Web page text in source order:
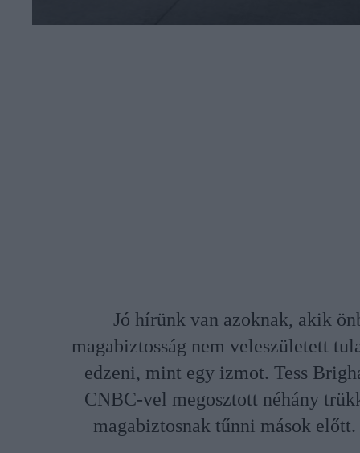
Jó hírünk van azoknak, akik
magabiztosság nem veleszületett
edzeni, mint egy izmot. Tess
CNBC-vel megosztott néhány
magabiztosnak tűnni mások